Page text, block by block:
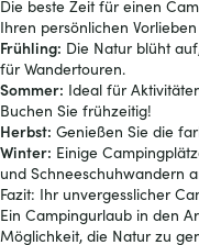
Die beste Zeit für einen
Ihren persönlichen
Frühling: Die Natur blüht
für Wandertouren.
Sommer: Ideal für
Buchen Sie frühzeitig!
Herbst: Genießen Sie die
Winter: Einige
und Schneeschuhwandern
Fazit: Ihr unvergesslicher
Ein Campingurlaub in den
Möglichkeit, die Natur zu